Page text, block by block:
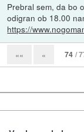
Prebral sem, da bo
odigran ob 18.00
https://
«« « 74 /